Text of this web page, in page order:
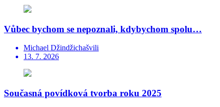
Vůbec bychom se nepoznali, kdybychom spolu…
Michael Džindžichašvili
13. 7. 2026
Současná povídková tvorba roku 2025